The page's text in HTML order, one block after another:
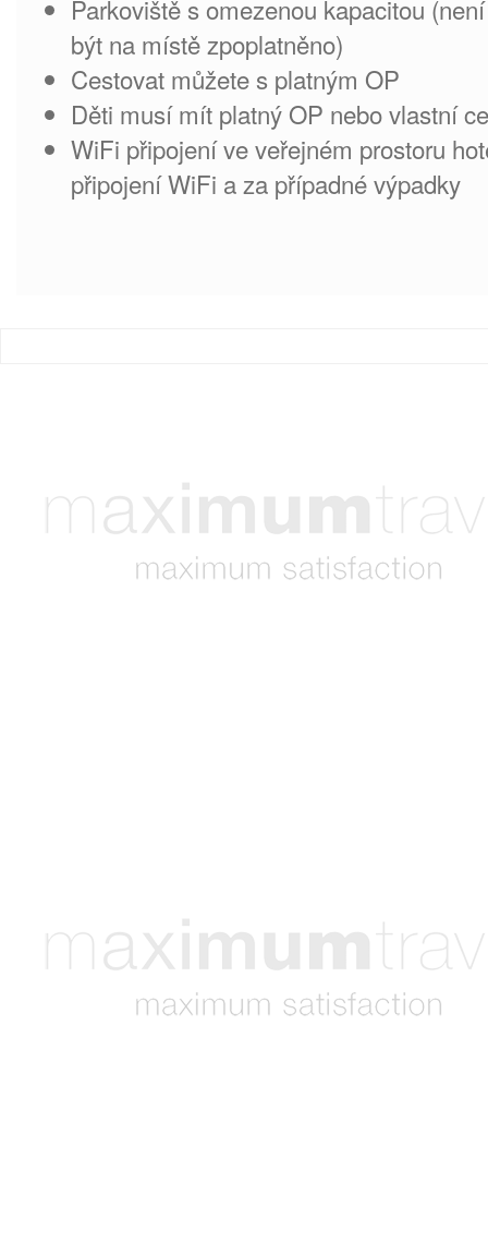
Parkoviště s omezenou kapacitou
být na místě zpoplatněno)
Cestovat můžete s platným OP
Děti musí mít platný OP nebo vlastní
WiFi připojení ve veřejném prostoru
připojení WiFi a za případné výpadky